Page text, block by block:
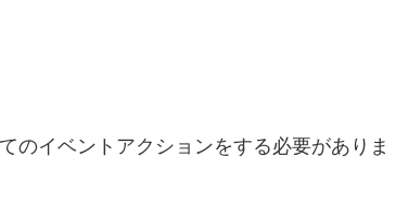
のイベントアクションをする必要がありま